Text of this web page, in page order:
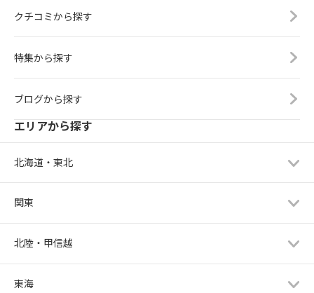
クチコミから探す
特集から探す
ブログから探す
エリアから探す
北海道・東北
関東
北陸・甲信越
東海